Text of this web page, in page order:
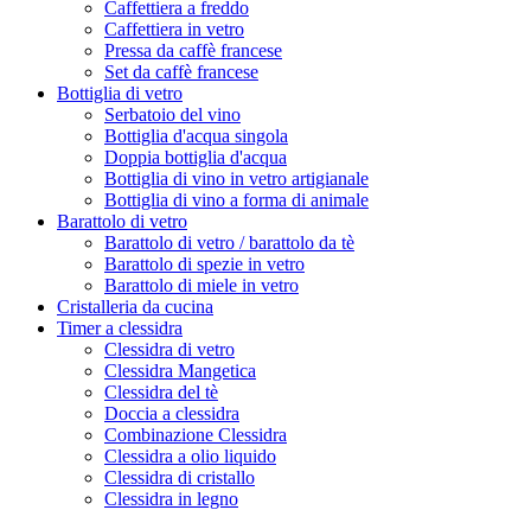
Caffettiera a freddo
Caffettiera in vetro
Pressa da caffè francese
Set da caffè francese
Bottiglia di vetro
Serbatoio del vino
Bottiglia d'acqua singola
Doppia bottiglia d'acqua
Bottiglia di vino in vetro artigianale
Bottiglia di vino a forma di animale
Barattolo di vetro
Barattolo di vetro / barattolo da tè
Barattolo di spezie in vetro
Barattolo di miele in vetro
Cristalleria da cucina
Timer a clessidra
Clessidra di vetro
Clessidra Mangetica
Clessidra del tè
Doccia a clessidra
Combinazione Clessidra
Clessidra a olio liquido
Clessidra di cristallo
Clessidra in legno